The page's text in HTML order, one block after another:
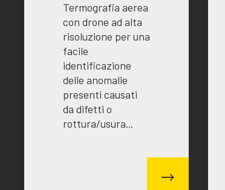
Termografia aerea
con drone ad alta
risoluzione per una
facile
identificazione
delle anomalie
presenti causati
da difetti o
rottura/usura...